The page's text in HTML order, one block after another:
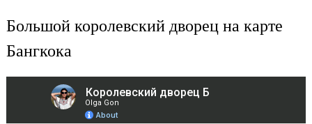
Большой королевский дворец на карте
Бангкока